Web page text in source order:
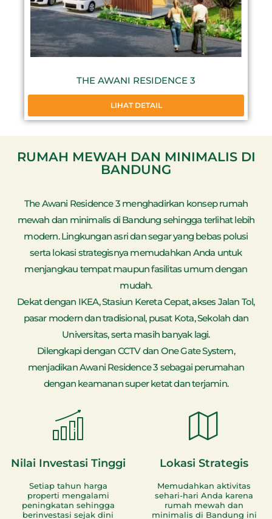
THE AWANI RESIDENCE 3
LIHAT DETAIL
RUMAH MEWAH DAN MINIMALIS DI
BANDUNG
The Awani Residence 3 menghadirkan konsep rumah
mewah dan minimalis di Bandung sehingga terlihat lebih
modern. Lingkungan asri dan segar yang bebas polusi
serta lokasi strategisnya memudahkan Anda untuk
menjangkau tempat maupun fasilitas umum dengan
mudah.
Dekat dengan IKEA, Stasiun Kereta Cepat, akses Jalan Tol,
pasar modern dan tradisional, pusat Kota, Sekolah dan
Universitas, serta masih banyak lagi.
Dilengkapi dengan CCTV dan One Gate System,
menjadikan Awani Residence 3 sebagai perumahan
dengan keamanan super ketat dan terjamin.
Nilai Investasi Tinggi
Setiap tahun harga
properti mengalami
peningkatan sehingga
berinvestasi sejak dini
Lokasi Strategis
Memudahkan aktivitas
sehari-hari Anda karena
rumah mewah dan
minimalis di Bandung ini